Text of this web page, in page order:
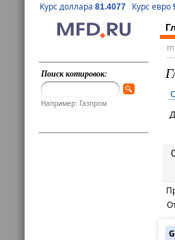
Курс доллара 81.4077 Курс евро
Поиск котировок:
Например: Газпром